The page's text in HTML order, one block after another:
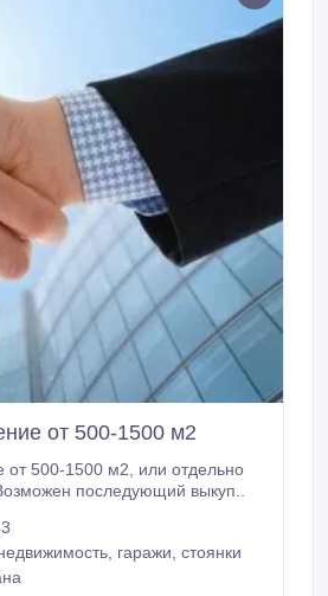
от 500-1500 м2
м2, или отдельно
последующий выкуп..
гаражи, стоянки